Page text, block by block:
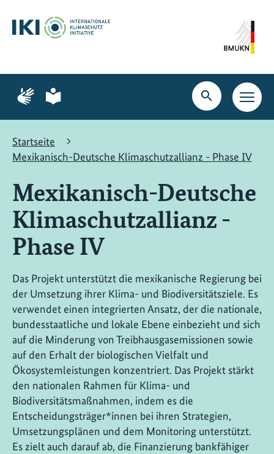
Hauptinhalt
springen
Suche
springen
Hauptnavigation
springen
Zur
Seite
Gebärdensprache
Zur
Seite
leichte
Suche
öffnen
Startseite
Mexikanisch-Deutsche Klimaschutzallianz - Phase IV
Mexikanisch-Deutsche
Klimaschutzallianz -
Phase IV
Das Projekt unterstützt die mexikanische Regierung bei
der Umsetzung ihrer Klima- und Biodiversitätsziele. Es
verwendet einen integrierten Ansatz, der die nationale,
bundesstaatliche und lokale Ebene einbezieht und sich
auf die Minderung von Treibhausgasemissionen sowie
auf den Erhalt der biologischen Vielfalt und
Ökosystemleistungen konzentriert. Das Projekt stärkt
den nationalen Rahmen für Klima- und
Biodiversitätsmaßnahmen, indem es die
Entscheidungsträger*innen bei ihren Strategien,
Umsetzungsplänen und dem Monitoring unterstützt.
Es zielt auch darauf ab, die Finanzierung bankfähiger